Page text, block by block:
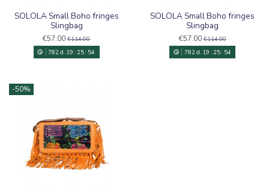
SOLOLA Small Boho fringes
Slingbag
€57.00 €114.00
782d. 19 :25: 54
SOLOLA Small Boho fringes
Slingbag
€57.00 €114.00
782d. 19 :25: 54
-50%